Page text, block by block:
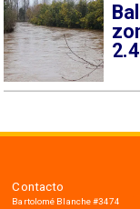
Contacto
Bartolomé Blanche #3474